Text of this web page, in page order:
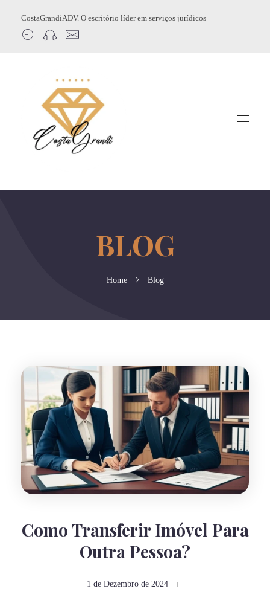
CostaGrandiADV. O escritório líder em serviços jurídicos
Home Blog
Como Transferir Imóvel Para
Outra Pessoa?
1 de Dezembro de 2024